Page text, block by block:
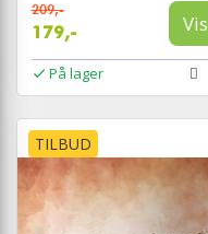
209,-
179,- Vis
På lager
TILBUD